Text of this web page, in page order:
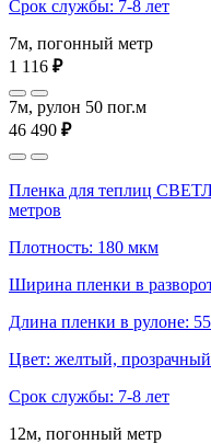
Срок службы: 7-8 лет
7м, погонный метр
1 116 ₽
7м, рулон 50 пог.м
46 490 ₽
Пленка для теплиц
метров
Плотность: 180 мкм
Ширина пленки в
Длина пленки в рулоне:
Цвет: желтый, прозрачный
Срок службы: 7-8 лет
12м, погонный метр